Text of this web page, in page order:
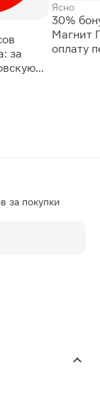
за
Ясно
30%
Магнит
оплату
за покупки